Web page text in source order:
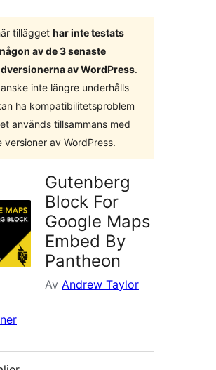
tillägget har inte testats
av de 3 senaste
av WordPress.
inte längre underhålls
ha kompatibilitetsproblem
används tillsammans med
versioner av WordPress.
Gutenberg
Block For
Google Maps
Embed By
Pantheon
Av Andrew Taylor